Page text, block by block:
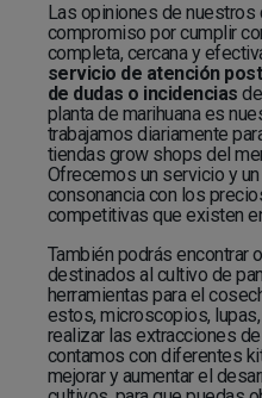
Las opiniones de
compromiso por cumplir
completa, cercana y
servicio de atención
de dudas o incidencias
planta de marihuana es
trabajamos diariamente
tiendas grow shops del
Ofrecemos un servicio y
consonancia con los
competitivas que existen
También podrás encontrar
destinados al cultivo de
herramientas para el
estos, microscopios,
realizar las extracciones
contamos con diferentes
mejorar y aumentar el